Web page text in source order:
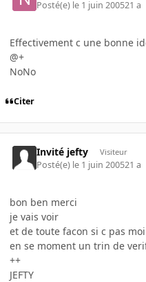
Posté(e) le 1 juin 200521 a
Effectivement c une bonne
@+
NoNo
Citer
Invité jefty Visiteur
Posté(e) le 1 juin 200521 a
bon ben merci
je vais voir
et de toute facon si c pas
en se moment un trin de
++
JEFTY